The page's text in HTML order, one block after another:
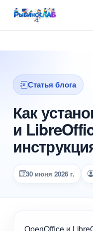
Статья блога
Как
и
30 июня 2026 г.
OpenOffice и